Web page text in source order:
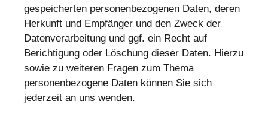
gespeicherten personenbezogenen Daten, deren
Herkunft und Empfänger und den Zweck der
Datenverarbeitung und ggf. ein Recht auf
Berichtigung oder Löschung dieser Daten. Hierzu
sowie zu weiteren Fragen zum Thema
personenbezogene Daten können Sie sich
jederzeit an uns wenden.